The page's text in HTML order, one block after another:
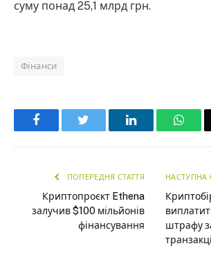
суму понад 25,1 млрд грн.
Фінанси
Facebook LinkedIn
ПОПЕРЕДНЯ СТАТТЯ
Криптопроєкт Ethena
залучив $100 мільйонів
фінансування
НАСТУПНА
штрафу